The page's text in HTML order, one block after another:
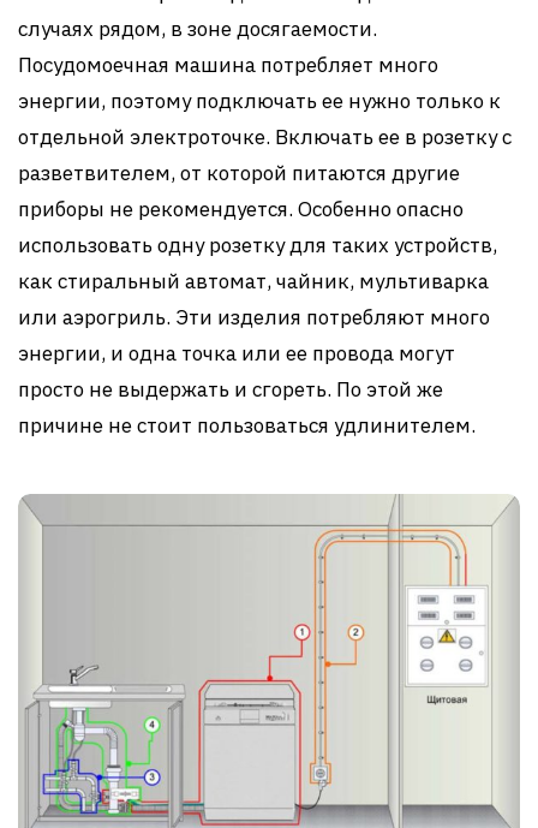
случаях рядом, в зоне досягаемости.
Посудомоечная машина потребляет много
энергии, поэтому подключать ее нужно только к
отдельной электроточке. Включать ее в розетку с
разветвителем, от которой питаются другие
приборы не рекомендуется. Особенно опасно
использовать одну розетку для таких устройств,
как стиральный автомат, чайник, мультиварка
или аэрогриль. Эти изделия потребляют много
энергии, и одна точка или ее провода могут
просто не выдержать и сгореть. По этой же
причине не стоит пользоваться удлинителем.